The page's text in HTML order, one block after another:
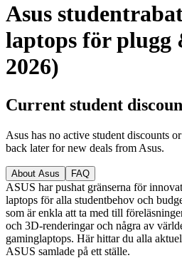
Asus
laptops för plugg
2026)
Current student
Asus has no active student discounts
back later for new deals from Asus.
About Asus FAQ
ASUS har pushat gränserna för
laptops för alla studentbehov och
som är enkla att ta med till
och 3D-renderingar och några av
gaminglaptops. Här hittar du alla
ASUS samlade på ett ställe.